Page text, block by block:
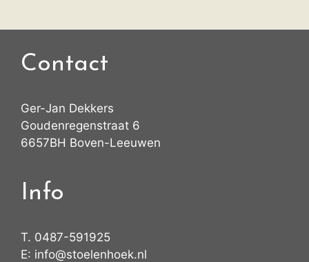
Contact
Ger-Jan Dekkers
Goudenregenstraat 6
6657BH Boven-Leeuwen
Info
T. 0487-591925
E: info@stoelenhoek.nl